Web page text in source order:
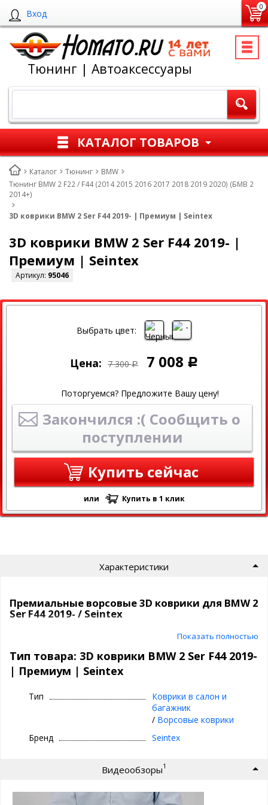
Вход
0
Тюнинг | Автоаксессуары
КАТАЛОГ ТОВАРОВ
Каталог Тюнинг
BMW
Тюнинг BMW 2 F22 / F44 (2014 2015 2016 2017 2018 2019 2020) (БМВ 2
2014+)
3D коврики BMW 2 Ser F44 2019- | Премиум | Seintex
3D коврики BMW 2 Ser F44 2019- |
Премиум | Seintex
Артикул: 95046
СКИДКА
Выбрать цвет:
Цена: 7 300 Р 7 008 Р
Поторгуемся? Предложите Вашу цену!
Закончился :( Сообщить о
поступлении
Купить сейчас
или Купить в 1 клик
Характеристики
Премиальные ворсовые 3D коврики для BMW 2
Ser F44 2019- / Seintex
Текстильные 3D коврики премиум класса
| Seintex
⊕ идеальное сочетание материалов:
непромокаемый слой и антискользящее
⊕ надежно фиксируются, так как сделаны под
оригинальный крепеж, идельно повторяют
⊕ используются каждый день круглый год -
лето, осень, зима, весна
Показать полностью
Тип товара: 3D коврики BMW 2 Ser F44 2019-
| Премиум | Seintex
Тип
Коврики в салон и
багажник
/ Ворсовые коврики
Бренд
Seintex
Видеообзоры1